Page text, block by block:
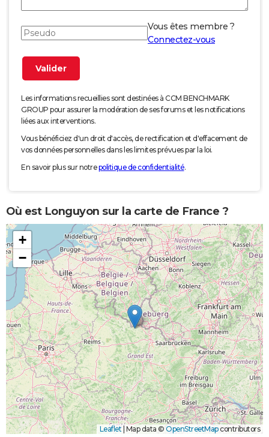
Vous êtes membre ?
Connectez-vous
Les informations recueillies sont destinées à CCM BENCHMARK
GROUP pour assurer la modération de ses forums et les notifications
liées aux interventions.
Vous bénéficiez d'un droit d'accès, de rectification et d'effacement de
vos données personnelles dans les limites prévues par la loi.
En savoir plus sur notrepolitique de confidentialité.
Où est Longuyon sur la carte de France ?
+
−
Leaflet | Map data © OpenStreetMapcontributors